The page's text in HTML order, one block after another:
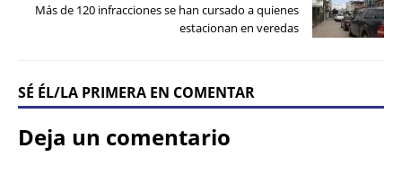
Más de 120 infracciones se han cursado a quienes
estacionan en veredas
SÉ ÉL/LA PRIMERA EN COMENTAR
Deja un comentario